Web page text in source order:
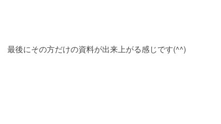
最後にその方だけの資料が出来上がる感じです(^^)